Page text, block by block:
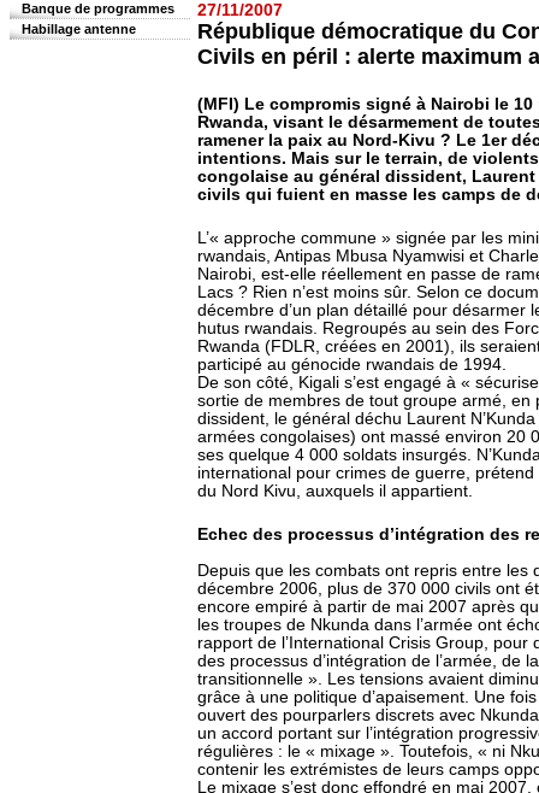
Banque de programmes
Habillage antenne
27/11/2007
République démocratique du
Civils en péril : alerte maximum
(MFI) Le compromis signé à Nairobi le
Rwanda, visant le désarmement de
ramener la paix au Nord-Kivu ? Le 1er
intentions. Mais sur le terrain, de
congolaise au général dissident,
civils qui fuient en masse les camps de
L’« approche commune » signée par les
rwandais, Antipas Mbusa Nyamwisi et
Nairobi, est-elle réellement en passe de
Lacs ? Rien n’est moins sûr. Selon ce
décembre d’un plan détaillé pour désarmer
hutus rwandais. Regroupés au sein des
Rwanda (FDLR, créées en 2001), ils
participé au génocide rwandais de 1994.
De son côté, Kigali s’est engagé à «
sortie de membres de tout groupe armé, en
dissident, le général déchu Laurent
armées congolaises) ont massé environ 20
ses quelque 4 000 soldats insurgés.
international pour crimes de guerre,
du Nord Kivu, auxquels il appartient.
Echec des processus d’intégration des
Depuis que les combats ont repris entre les
décembre 2006, plus de 370 000 civils ont
encore empiré à partir de mai 2007 après
les troupes de Nkunda dans l’armée ont
rapport de l’International Crisis Group, pour
des processus d’intégration de l’armée, de
transitionnelle ». Les tensions avaient
grâce à une politique d’apaisement. Une
ouvert des pourparlers discrets avec
un accord portant sur l’intégration
régulières : le « mixage ». Toutefois, « ni
contenir les extrémistes de leurs camps
Le mixage s’est donc effondré en mai